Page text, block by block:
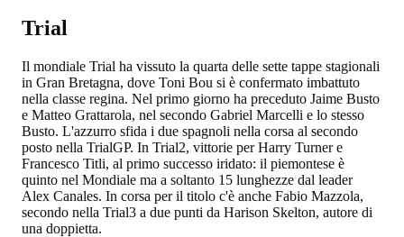
Trial
Il mondiale Trial ha vissuto la quarta delle sette tappe stagionali
in Gran Bretagna, dove Toni Bou si è confermato imbattuto
nella classe regina. Nel primo giorno ha preceduto Jaime Busto
e Matteo Grattarola, nel secondo Gabriel Marcelli e lo stesso
Busto. L'azzurro sfida i due spagnoli nella corsa al secondo
posto nella TrialGP. In Trial2, vittorie per Harry Turner e
Francesco Titli, al primo successo iridato: il piemontese è
quinto nel Mondiale ma a soltanto 15 lunghezze dal leader
Alex Canales. In corsa per il titolo c'è anche Fabio Mazzola,
secondo nella Trial3 a due punti da Harison Skelton, autore di
una doppietta.